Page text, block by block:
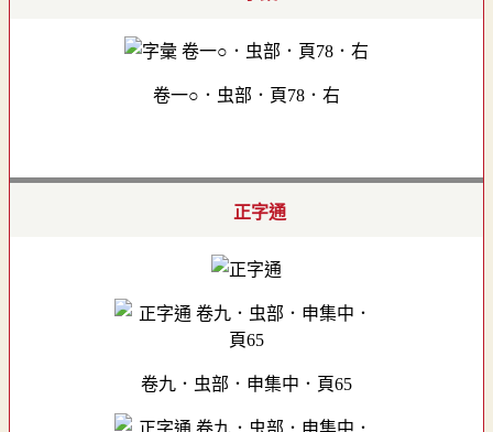
卷一○．虫部．頁78．右
正字通
卷九．虫部．申集中．頁65